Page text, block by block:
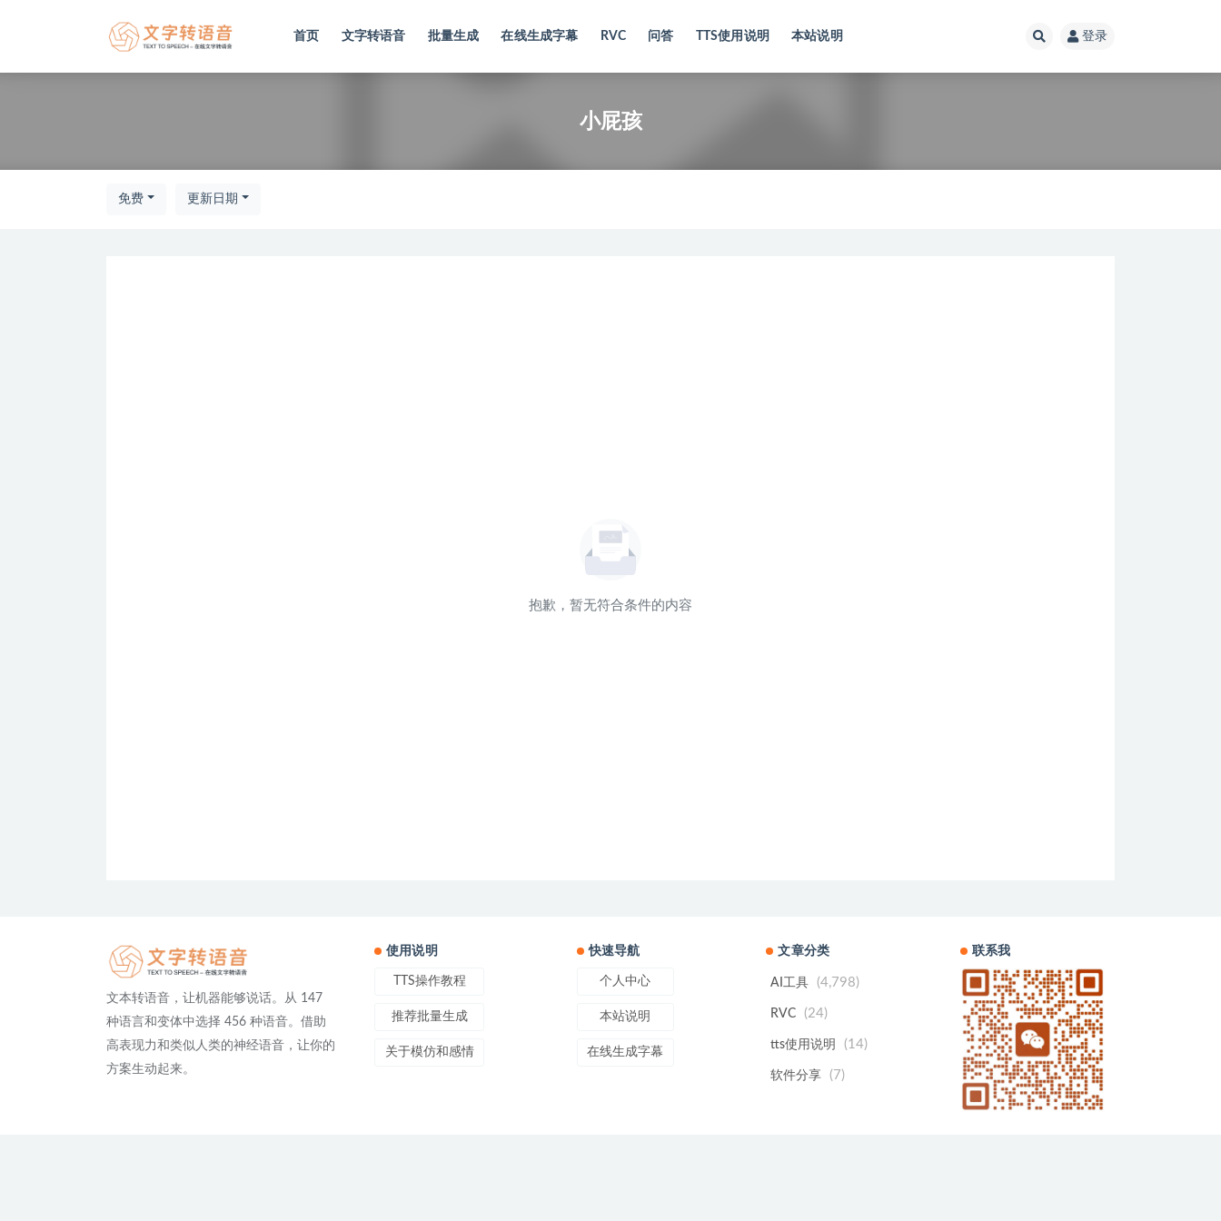
首页 文字转语音 批量生成 在线生成字幕 RVC 问答 TTS使用说明 本站说明 登录
小屁孩
免费 更新日期
抱歉，暂无符合条件的内容
文本转语音，让机器能够说话。从 147
种语言和变体中选择 456 种语音。借助
高表现力和类似人类的神经语音，让你的
方案生动起来。
使用说明
TTS操作教程
推荐批量生成
关于模仿和感情
快速导航
个人中心
本站说明
在线生成字幕
文章分类
AI工具 (4,798)
RVC (24)
tts使用说明 (14)
软件分享 (7)
联系我